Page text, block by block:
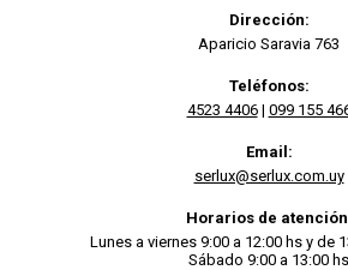
Dirección:
Aparicio Saravia 763
Teléfonos:
4523 4406| 099 155
Email:
serlux@serlux.com.uy
Horarios de
Lunes a viernes 9:00 a 12:00 hs y de
Sábado 9:00 a 13:00 hs